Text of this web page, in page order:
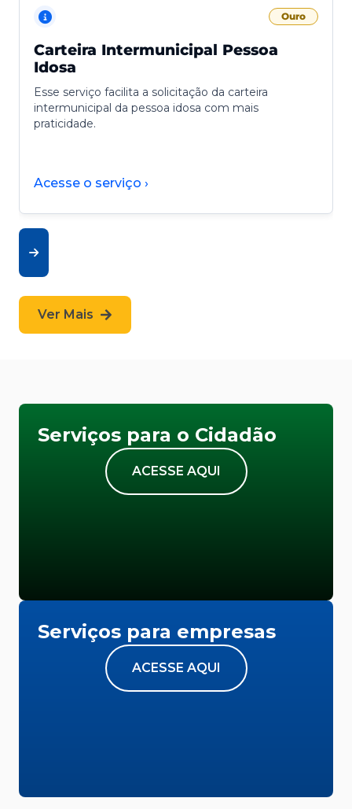
Ouro
Carteira Intermunicipal Pessoa
Idosa
Esse serviço facilita a solicitação da carteira
intermunicipal da pessoa idosa com mais
praticidade.
Acesse o serviço ›
Ver Mais
Serviços para o Cidadão
ACESSE AQUI
Serviços para empresas
ACESSE AQUI